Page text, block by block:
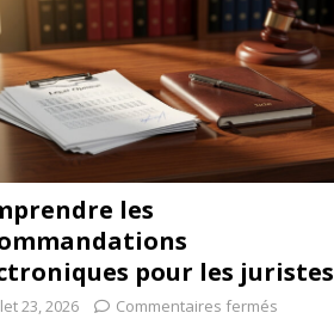
les
pour les juristes
23, 2026 Commentaires fermés